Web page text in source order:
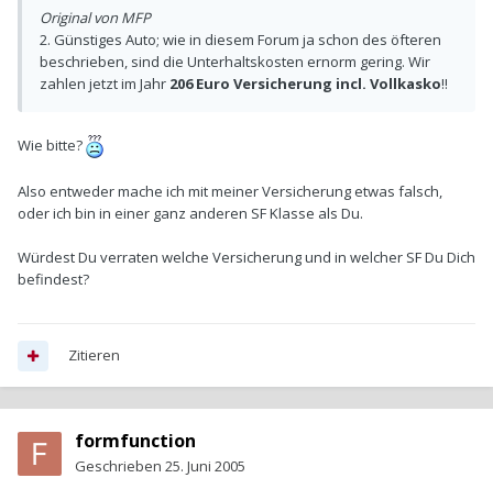
Original von MFP
2. Günstiges Auto; wie in diesem Forum ja schon des öfteren
beschrieben, sind die Unterhaltskosten ernorm gering. Wir
zahlen jetzt im Jahr 206 Euro Versicherung incl. Vollkasko!!
Wie bitte?
Also entweder mache ich mit meiner Versicherung etwas falsch,
oder ich bin in einer ganz anderen SF Klasse als Du.
Würdest Du verraten welche Versicherung und in welcher SF Du Dich
befindest?
Zitieren
formfunction
Geschrieben 25. Juni 2005